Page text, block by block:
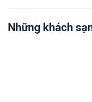
Những khách